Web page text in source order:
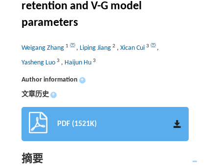
retention and V-G model
parameters
Weigang Zhang 1 , Liping Jiang 2 , Xican Cui 3
,
Yasheng Luo 3 , Haijun Hu 3
Author information +
文章历史 +
PDF (1521K)
摘要